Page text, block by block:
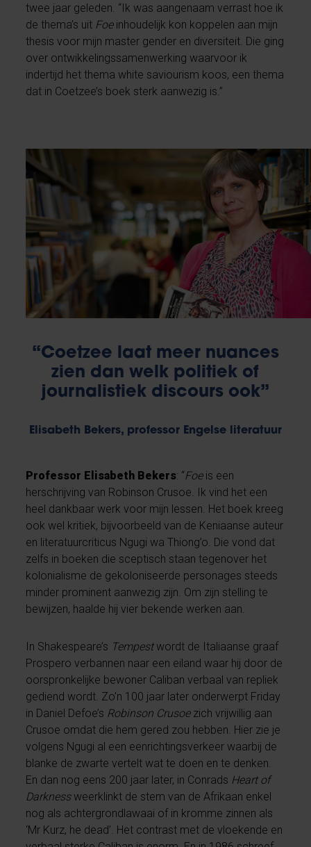
twee jaar geleden. “Ik was aangenaam verrast hoe ik
de thema’s uit Foeinhoudelijk kon koppelen aan mijn
thesis voor mijn master gender en diversiteit. Die ging
over ontwikkelingssamenwerking waarvoor ik
indertijd het thema white saviourism koos, een thema
dat in Coetzee’s boek sterk aanwezig is.”
“Coetzee laat meer nuances
zien dan welk politiek of
journalistiek discours ook”
Elisabeth Bekers, professor Engelse literatuur
Professor Elisabeth Bekers: “Foeis een
herschrijving van Robinson Crusoe. Ik vind het een
heel dankbaar werk voor mijn lessen. Het boek kreeg
ook wel kritiek, bijvoorbeeld van de Keniaanse auteur
en literatuurcriticus Ngugi wa Thiong’o. Die vond dat
zelfs in boeken die sceptisch staan tegenover het
kolonialisme de gekoloniseerde personages steeds
minder prominent aanwezig zijn. Om zijn stelling te
bewijzen, haalde hij vier bekende werken aan.
In Shakespeare’s Tempestwordt de Italiaanse graaf
Prospero verbannen naar een eiland waar hij door de
oorspronkelijke bewoner Caliban verbaal van repliek
gediend wordt. Zo’n 100 jaar later onderwerpt Friday
in Daniel Defoe’s Robinson Crusoezich vrijwillig aan
Crusoe omdat die hem gered zou hebben. Hier zie je
volgens Ngugi al een eenrichtingsverkeer waarbij de
blanke de zwarte vertelt wat te doen en te denken.
En dan nog eens 200 jaar later, in Conrads Heart of
Darknessweerklinkt de stem van de Afrikaan enkel
nog als achtergrondlawaai of in kromme zinnen als
‘Mr Kurz, he dead’. Het contrast met de vloekende en